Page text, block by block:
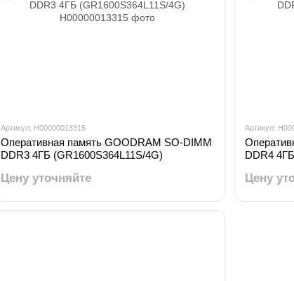
Артикул: H00000013315
Оперативная память GOODRAM SO-DIMM
DDR3 4ГБ (GR1600S364L11S/4G)
Цену уточняйте
Артикул:
DDR4
Цену